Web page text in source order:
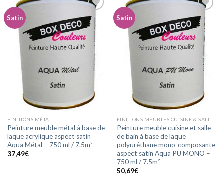
Satin
Ajouter
à la
wishlist
FINITIONS MÉTAL
Peinture meuble métal à base de
laque acrylique aspect satin
Aqua Métal – 750 ml / 7.5m²
37,49€
Satin
Ajouter
à la
wishlist
Peinture meuble cuisine et salle
de bain à base de laque
polyuréthane mono-composante
aspect satin Aqua PU MONO –
750 ml / 7.5m²
50,69€